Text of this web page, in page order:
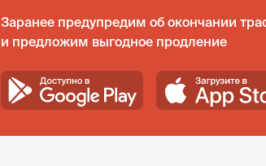
Заранее предупредим об окончании
и предложим выгодное продление